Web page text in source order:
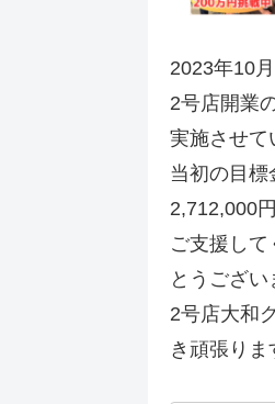
2023年10
2号店開業
実施させて
当初の目標
2,712,000
ご支援し
とうござい
2号店大和
き頑張りま